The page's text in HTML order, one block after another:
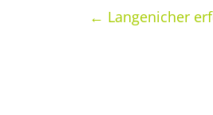
← Langenicher